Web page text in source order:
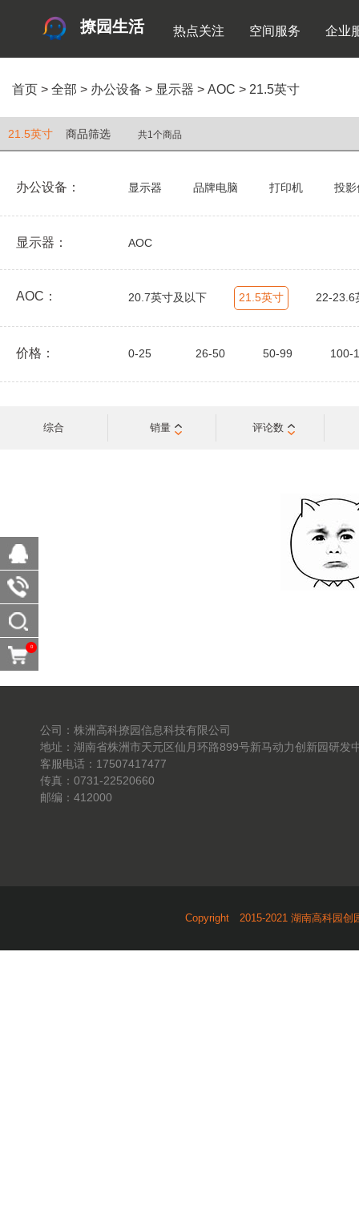
撩园生活 热点关注 空间服务 企业
首页 > 全部 > 办公设备 > 显示器 > AOC > 21.5英寸
21.5英寸 商品筛选 共1个商品
办公设备： 显示器 品牌电脑 打印机 投影
显示器： AOC
AOC： 20.7英寸及以下 21.5英寸 22-23.6
价格： 0-25 26-50 50-99 100-
综合 销量 评论数
公司：株洲高科撩园信息科技有限公司
地址：湖南省株洲市天元区仙月环路899号新马动力创新园研发
客服电话：17507417477
传真：0731-22520660
邮编：412000
Copyright 2015-2021 湖南高科园创
0